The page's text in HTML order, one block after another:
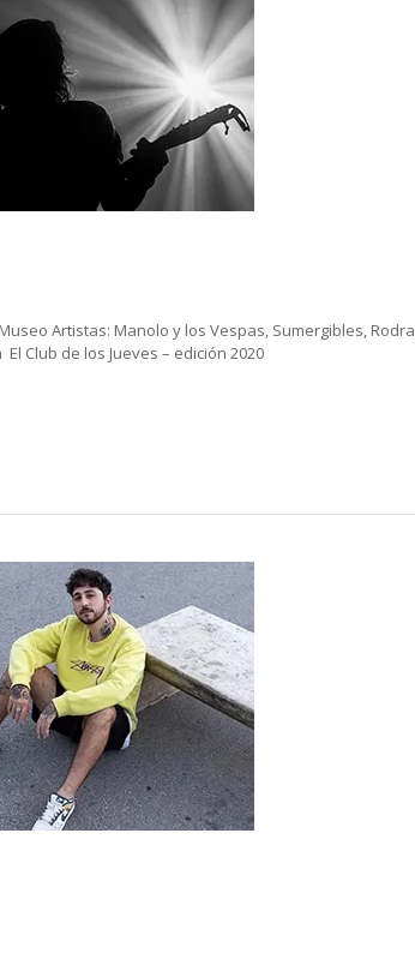
Artistas: Manolo y los Vespas, Sumergibles, Rodra,
Club de los Jueves – edición 2020